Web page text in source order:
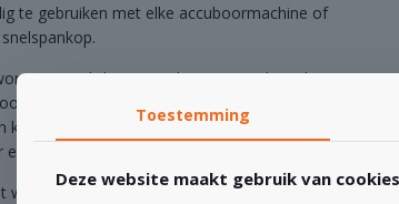
te gebruiken met elke accuboormachine of
voor lichtere machines en zachter dan
u efficiënt zonder dat er veel kracht nodig is.
koelingswas die oververhitting voorkomt, wat
comfortabel gebruik.
wordt ook bij deze boor gebruikgemaakt van de
Toestemming
Deze website maakt gebruik van cookies